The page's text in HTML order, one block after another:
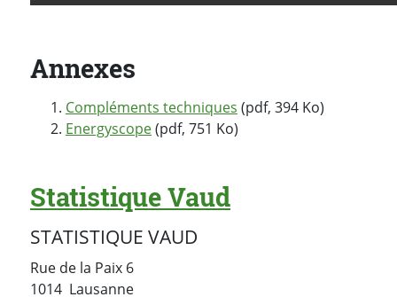
Annexes
Compléments techniques (pdf, 394 Ko)
Energyscope(pdf, 751 Ko)
Statistique Vaud
STATISTIQUE VAUD
Rue de la Paix 6
1014 LausanneSuisse